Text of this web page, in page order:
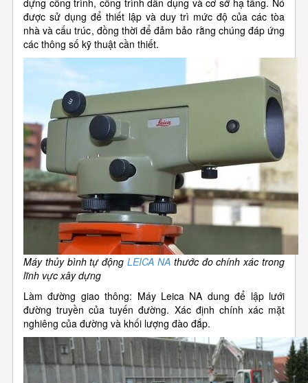
dựng công trình, công trình dân dụng và cơ sở hạ tầng. Nó
được sử dụng để thiết lập và duy trì mức độ của các tòa
nhà và cấu trúc, đồng thời để đảm bảo rằng chúng đáp ứng
các thông số kỹ thuật cần thiết.
Máy thủy bình tự độngLEICA NA thước đo chính xác trong
lĩnh vực xây dựng
Làm đường giao thông: Máy Leica NA dung để lập lưới
đường truyền của tuyến đường. Xác định chính xác mặt
nghiêng của đường và khối lượng đào đắp.